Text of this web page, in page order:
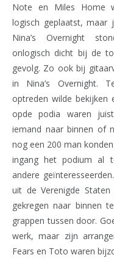
Note en Miles Home
logisch geplaatst, maar
Nina’s Overnight
onlogisch dicht bij de
gevolg. Zo ook bij
in Nina’s Overnight.
optreden wilde bekijken
opde podia waren
iemand naar binnen of
nog een 200 man
ingang het podium al
andere
uit de Verenigde
gekregen naar binnen
grappen tussen door.
werk, maar zijn
Fears en Toto waren